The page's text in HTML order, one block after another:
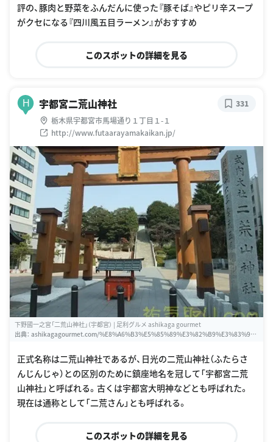
評の、豚肉と野菜をふんだんに使った『豚そば』やピリ辛スープ
がクセになる『四川風五目ラーメン』がおすすめ
このスポットの詳細を見る
H 宇都宮二荒山神社
栃木県宇都宮市馬場通り１丁目１-１
http://www.futaarayamakaikan.jp/
331
下野國一之宮「二荒山神社」（宇都宮） | 足利グルメ ashikaga gourmet
出典： ashikagagourmet.com/%E8%A6%B3%E5%85%89%E3%82%B9%E3%83%9
3/%E4%B8%8B%E9%87%8E%E5%9C%8B%E4%B8%80%E4%B9%8B%E5%AE%A
E%E3%80%8C%E4%BA%8C%E8%8D%92%E5%B1%B1%E7%A5%9E%E7%A4%BE%
E3%80%8D%EF%BC%88%E5%AE%87%E9%83%BD%E5%AE%AE%EF%BC%89
正式名称は二荒山神社であるが、日光の二荒山神社（ふたらさ
んじんじゃ）との区別のために鎮座地名を冠して「宇都宮二荒
山神社」と呼ばれる。古くは宇都宮大明神などとも呼ばれた。
現在は通称として「二荒さん」とも呼ばれる。
このスポットの詳細を見る